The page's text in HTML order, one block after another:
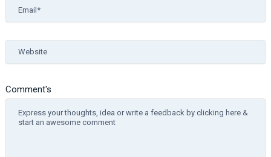
Comment's
Email*
Website